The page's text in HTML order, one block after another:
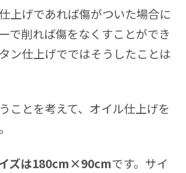
上げであれば傷がついた場合に
で削れば傷をなくすことができ
ン仕上げでではそうしたことは
ことを考えて、オイル仕上げを
ズは180cm×90cmです。サイ